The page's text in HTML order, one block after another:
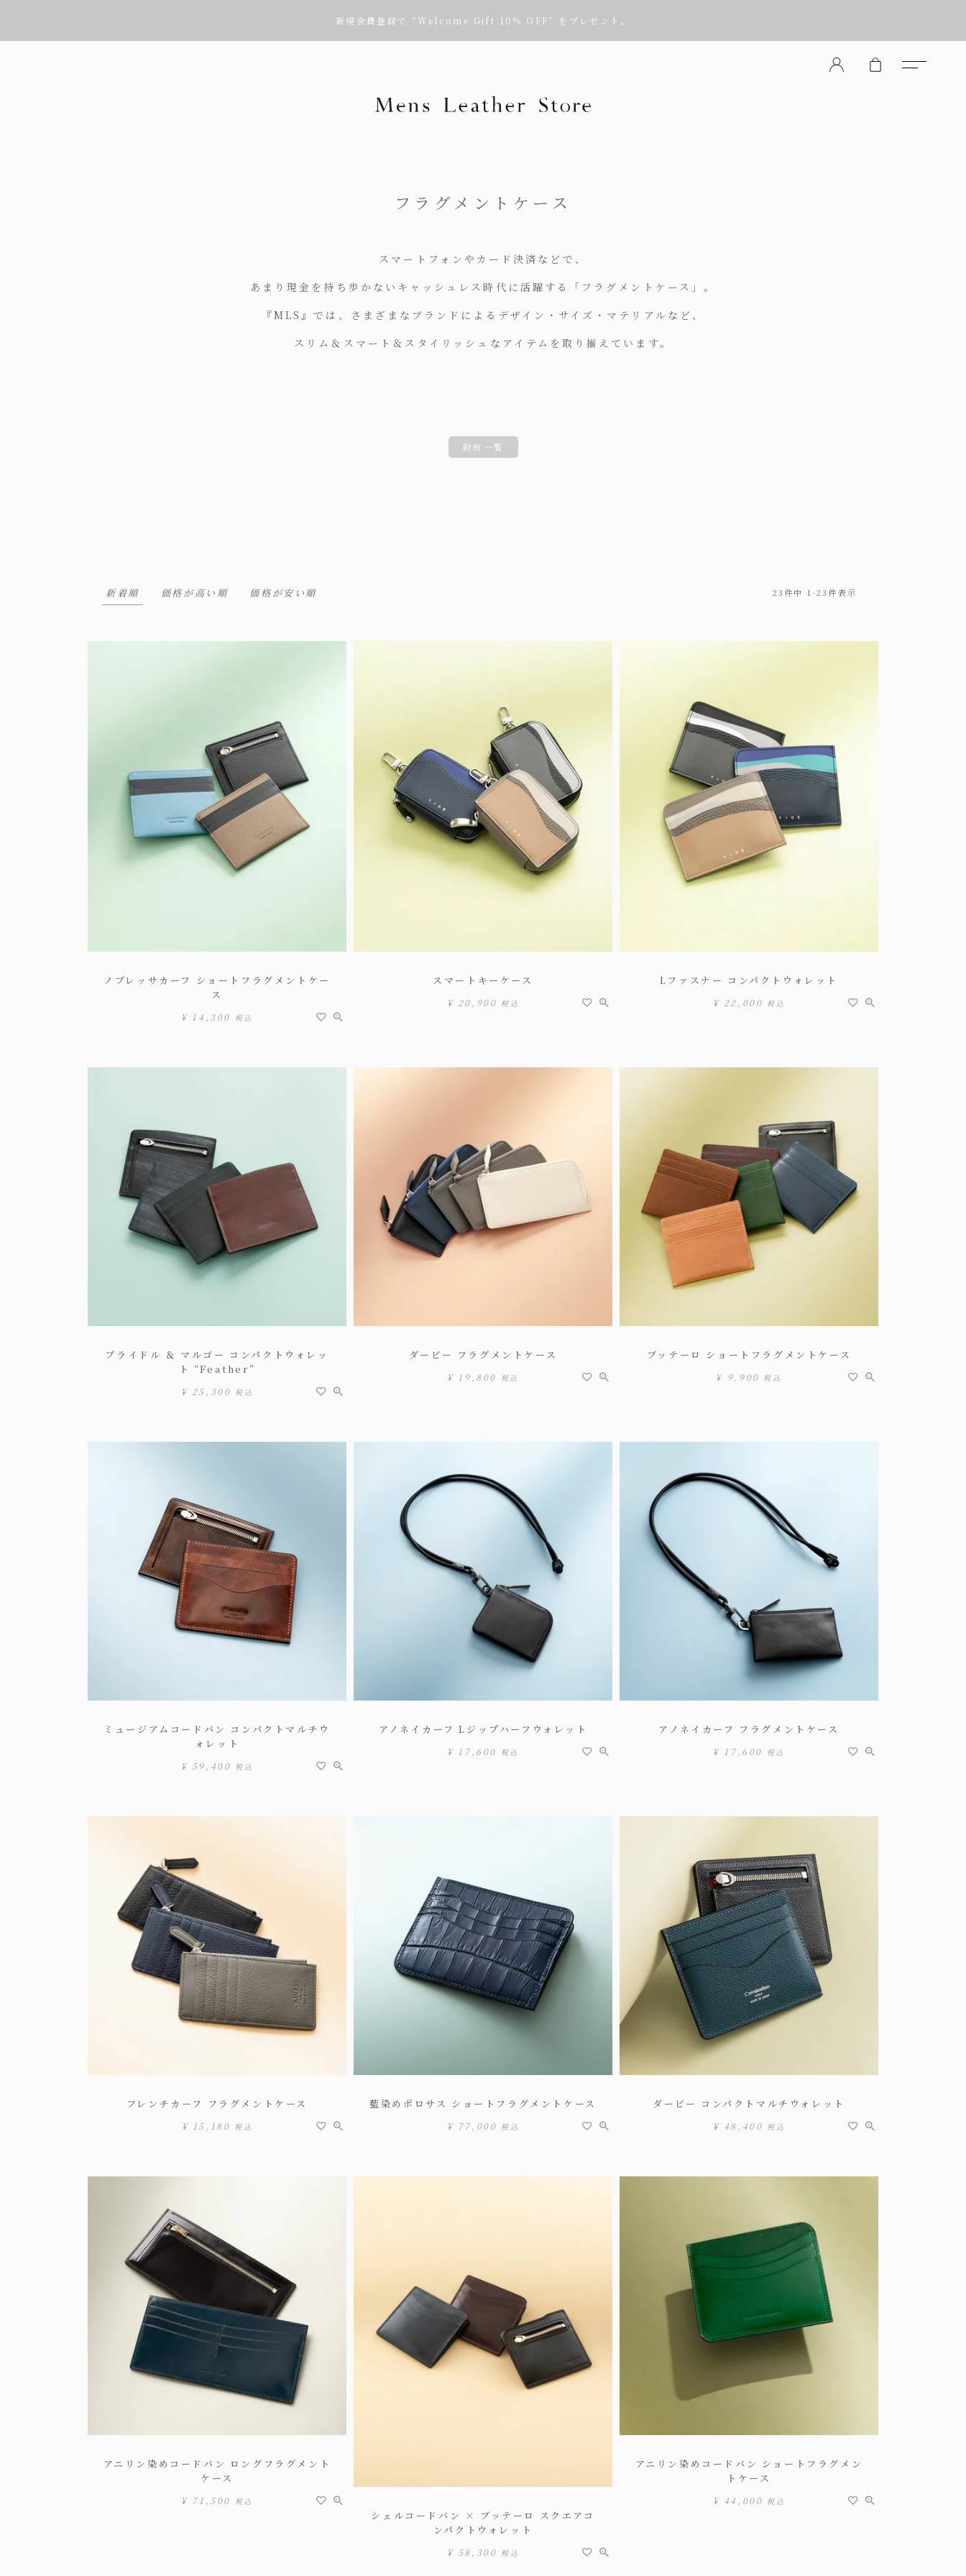
新規会員登録で “Welcome Gift 10% OFF” をプレゼント。
フラグメントケース
スマートフォンやカード決済などで、
あまり現金を持ち歩かないキャッシュレス時代に活躍する「フラグメントケース」。
『MLS』では、さまざまなブランドによるデザイン・サイズ・マテリアルなど、
スリム＆スマート＆スタイリッシュなアイテムを取り揃えています。
財布 一覧
新着順 価格が高い順 価格が安い順 23 件中 1 -23 件表示
ノブレッサカーフ ショートフラグメントケー
ス
¥ 14,300 税込
スマートキーケース
¥ 20,900 税込
Lファスナー コンパクトウォレット
¥ 22,000 税込
ブライドル ＆ マルゴー コンパクトウォレッ
ト “Feather”
¥ 25,300 税込
ダービー フラグメントケース
¥ 19,800 税込
ブッテーロ ショートフラグメントケース
¥ 9,900 税込
ミュージアムコードバン コンパクトマルチウ
ォレット
¥ 59,400 税込
アノネイカーフ Lジップハーフウォレット
¥ 17,600 税込
アノネイカーフ フラグメントケース
¥ 17,600 税込
フレンチカーフ フラグメントケース
¥ 15,180 税込
藍染めポロサス ショートフラグメントケース
¥ 77,000 税込
ダービー コンパクトマルチウォレット
¥ 48,400 税込
アニリン染めコードバン ロングフラグメント
ケース
¥ 71,500 税込
シェルコードバン × ブッテーロ スクエアコ
ンパクトウォレット
¥ 58,300 税込
アニリン染めコードバン ショートフラグメン
トケース
¥ 44,000 税込